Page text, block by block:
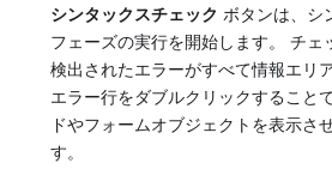
シンタックスチェック ボタンは、シ
フェーズの実行を開始します。 チェ
検出されたエラーがすべて情報エリ
エラー行をダブルクリックすること
ドやフォームオブジェクトを表示さ
す。